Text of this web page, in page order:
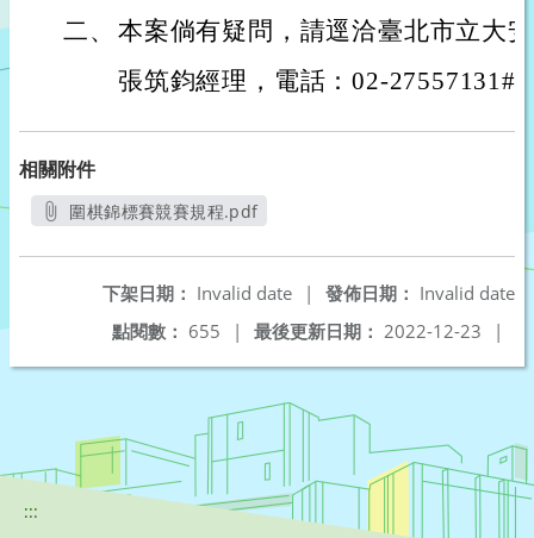
二、 本案倘有疑問，請逕洽臺北市立大
張筑鈞經理，電話：02-
相關附件
圍棋錦標賽競賽規程.pdf
發佈日期： Invalid date
下架日期： Invalid date
|
最後更新日期： 2022-12-23 |
點閱數： 655 |
:::